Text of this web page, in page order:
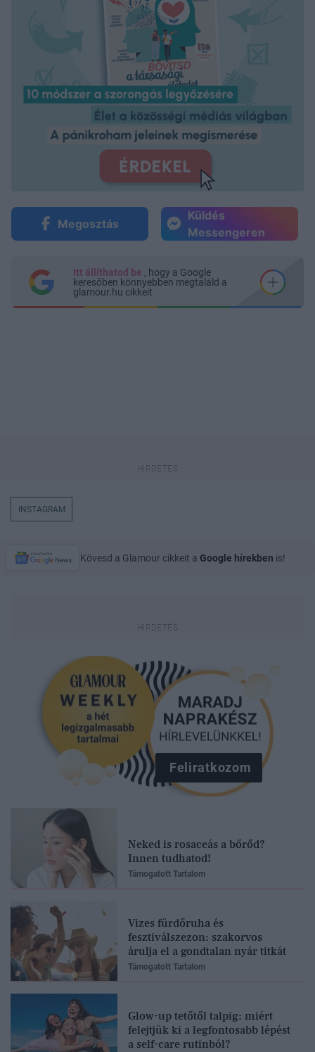
Megosztás
Küldés
Messengeren
Itt állíthatod be , hogy a Google
keresőben könnyebben megtaláld a
glamour.hu cikkeit
INSTAGRAM
Kövesd a Glamour cikkeit a Google hírekben is!
Feliratkozom
Neked is rosaceás a bőrőd?
Innen tudhatod!
Támogatott Tartalom
Vizes fürdőruha és
fesztiválszezon: szakorvos
árulja el a gondtalan nyár titkát
Támogatott Tartalom
Glow-up tetőtől talpig: miért
felejtjük ki a legfontosabb lépést
a self-care rutinból?